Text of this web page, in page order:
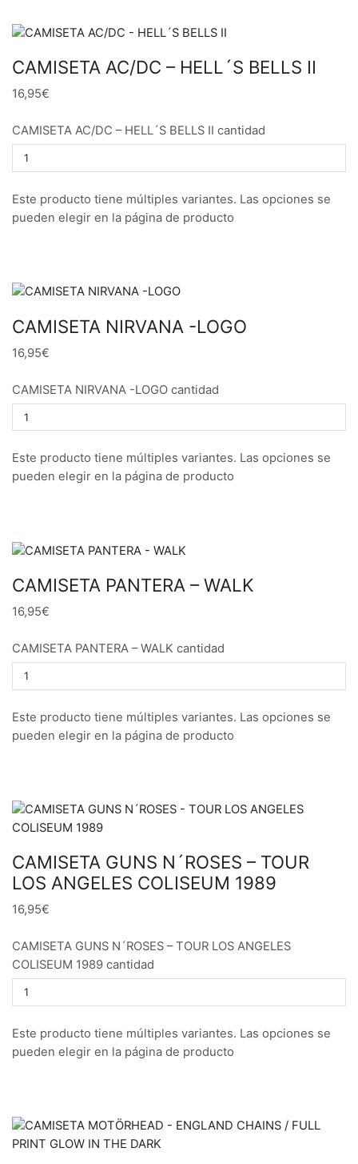
CAMISETA AC/DC – HELL´S BELLS II
16,95€
CAMISETA AC/DC – HELL´S BELLS II cantidad
Este producto tiene múltiples variantes. Las opciones se
pueden elegir en la página de producto
CAMISETA NIRVANA -LOGO
16,95€
CAMISETA NIRVANA -LOGO cantidad
Este producto tiene múltiples variantes. Las opciones se
pueden elegir en la página de producto
CAMISETA PANTERA – WALK
16,95€
CAMISETA PANTERA – WALK cantidad
Este producto tiene múltiples variantes. Las opciones se
pueden elegir en la página de producto
CAMISETA GUNS N´ROSES – TOUR
LOS ANGELES COLISEUM 1989
16,95€
CAMISETA GUNS N´ROSES – TOUR LOS ANGELES
COLISEUM 1989 cantidad
Este producto tiene múltiples variantes. Las opciones se
pueden elegir en la página de producto